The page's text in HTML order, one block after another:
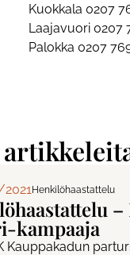
Kuokkala 0207
Laajavuori 0207
Palokka 0207
Henkilöhaastattelu
–
kampaaja
Kauppakadun